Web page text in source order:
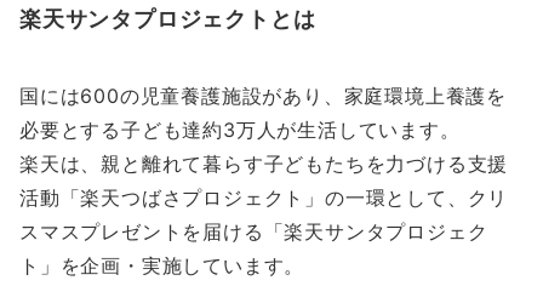
楽天サンタプロジェクトとは
国には600の児童養護施設があり、家庭環境上養護を
必要とする子ども達約3万人が生活しています。
楽天は、親と離れて暮らす子どもたちを力づける支援
活動「楽天つばさプロジェクト」の一環として、クリ
スマスプレゼントを届ける「楽天サンタプロジェク
ト」を企画・実施しています。